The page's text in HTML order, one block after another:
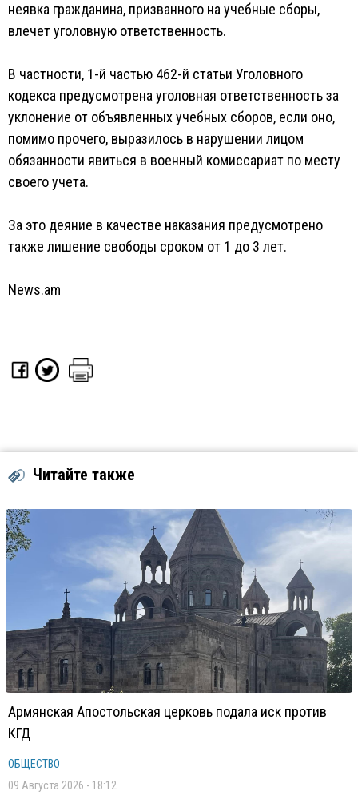
неявка гражданина, призванного на учебные сборы,
влечет уголовную ответственность.
В частности, 1-й частью 462-й статьи Уголовного
кодекса предусмотрена уголовная ответственность за
уклонение от объявленных учебных сборов, если оно,
помимо прочего, выразилось в нарушении лицом
обязанности явиться в военный комиссариат по месту
своего учета.
За это деяние в качестве наказания предусмотрено
также лишение свободы сроком от 1 до 3 лет.
News.am
Читайте также
Армянская Апостольская церковь подала иск против
КГД
ОБЩЕСТВО
09 Августа 2026 - 18:12